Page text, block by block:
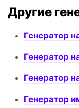
Другие
Генератор
Генератор
Генератор
Генератор